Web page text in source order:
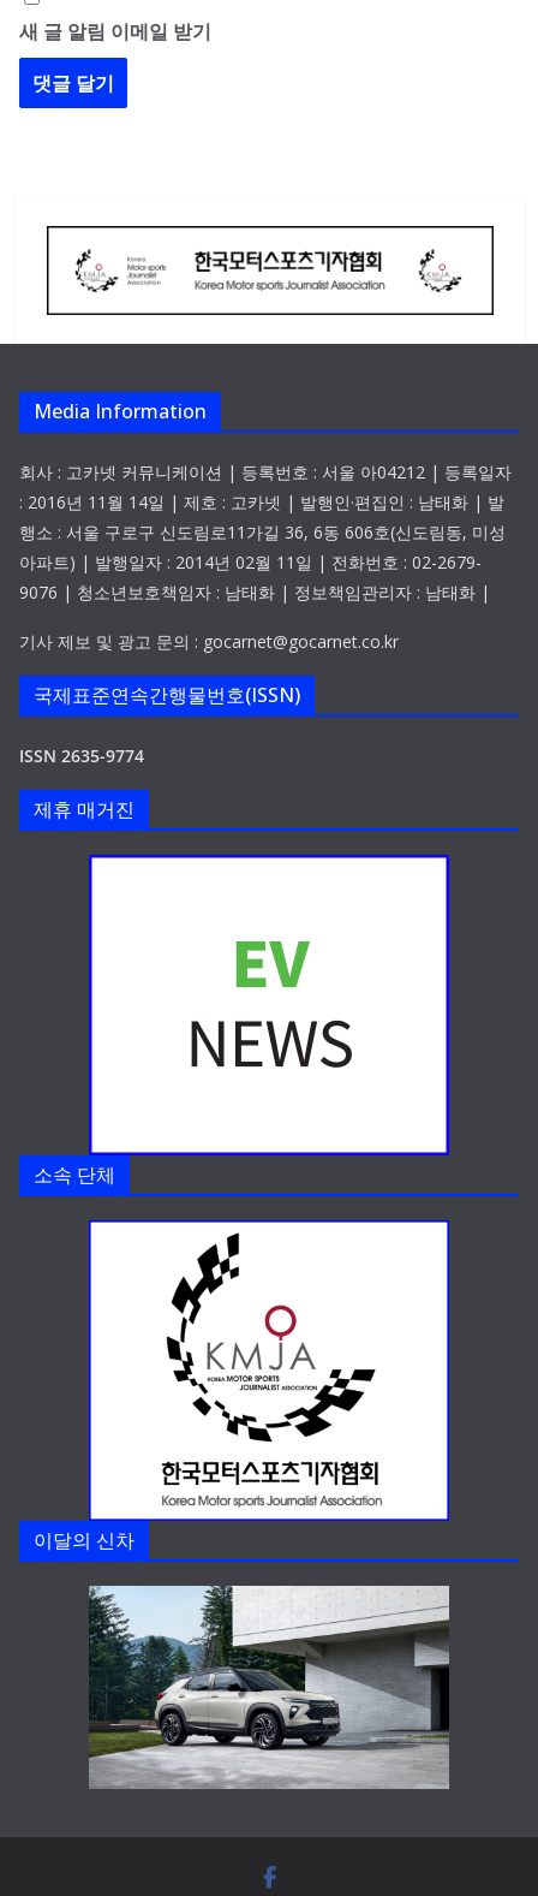
새 글 알림 이메일 받기
Media Information
회사 : 고카넷 커뮤니케이션 | 등록번호 : 서울 아04212 | 등록일자
: 2016년 11월 14일 | 제호 : 고카넷 | 발행인·편집인 : 남태화 | 발
행소 : 서울 구로구 신도림로11가길 36, 6동 606호(신도림동, 미성
아파트) | 발행일자 : 2014년 02월 11일 | 전화번호 : 02-2679-
9076 | 청소년보호책임자 : 남태화 | 정보책임관리자 : 남태화 |
기사 제보 및 광고 문의 : gocarnet@gocarnet.co.kr
국제표준연속간행물번호(ISSN)
ISSN 2635-9774
제휴 매거진
소속 단체
이달의 신차